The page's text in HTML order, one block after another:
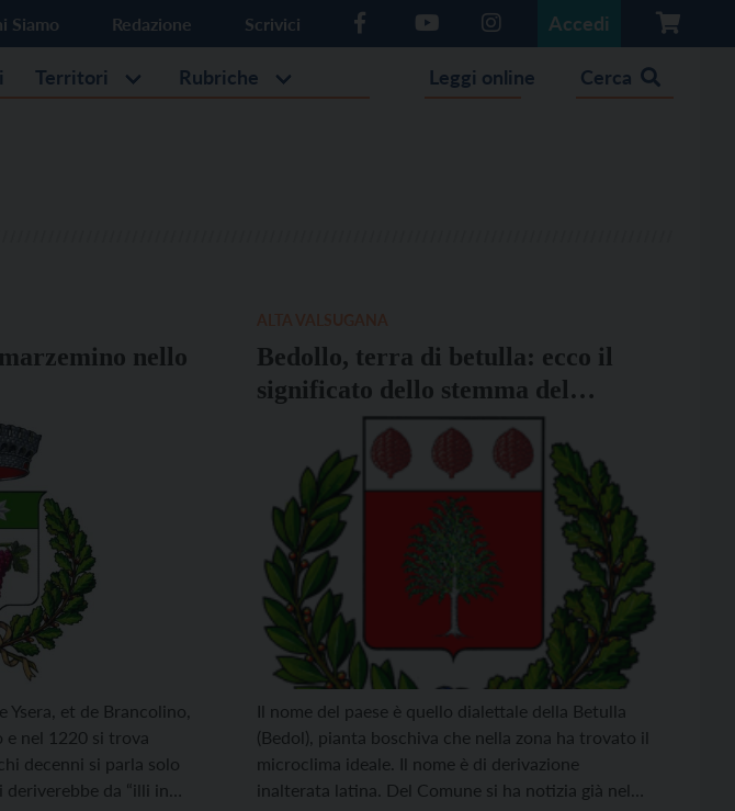
Siamo Redazione Scrivici Accedi
Territori Rubriche Leggi online Cerca
nello
et de Brancolino,
e nel 1220 si trova
decenni si parla solo
deriverebbe da “illi in
Bedollo, terra di betulla: ecco il
significato dello stemma del
Il nome del paese è quello dialettale della Betulla
(Bedol), pianta boschiva che nella zona ha trovato il
microclima ideale. Il nome è di derivazione
inalterata latina. Del Comune si ha notizia già nel